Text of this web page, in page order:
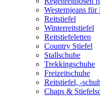
Westernjeans für
Reitstiefel
Winterreitstiefel
Reitstiefeletten
Country Stiefel
Stallschuhe
Trekkingschuhe
Freizeitschuhe
Reitstiefel, -
Chaps &